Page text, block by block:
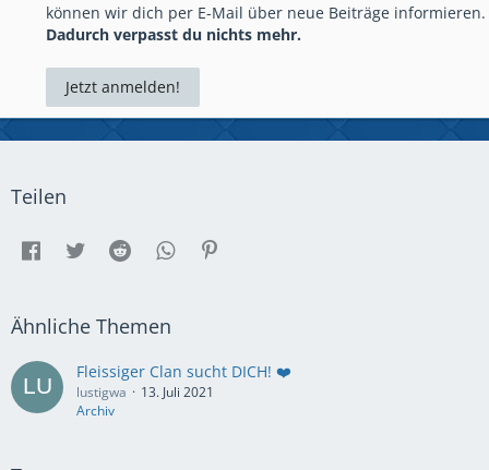
können wir dich per E-Mail über neue Beiträge informieren.
Dadurch verpasst du nichts mehr.
Jetzt anmelden!
Teilen
Ähnliche Themen
Fleissiger Clan sucht DICH! ❤️
lustigwa
13. Juli 2021
Archiv